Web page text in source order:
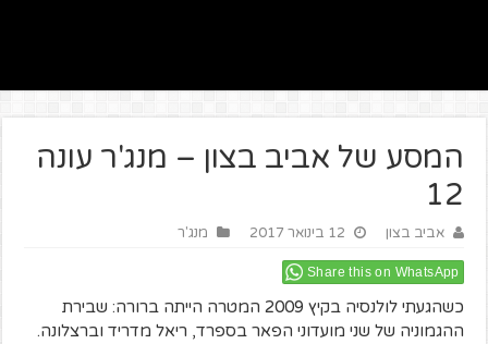
המסע של אביב בצון – מנג'ר עונה
12
אביב בצון 12 בינואר 2017 מנג'ר
Share this on WhatsApp
כשהגעתי לולנסיה בקיץ 2009 המטרה הייתה ברורה: שבירת
ההגמוניה של שני מועדוני הפאר בספרד, ריאל מדריד וברצלונה.